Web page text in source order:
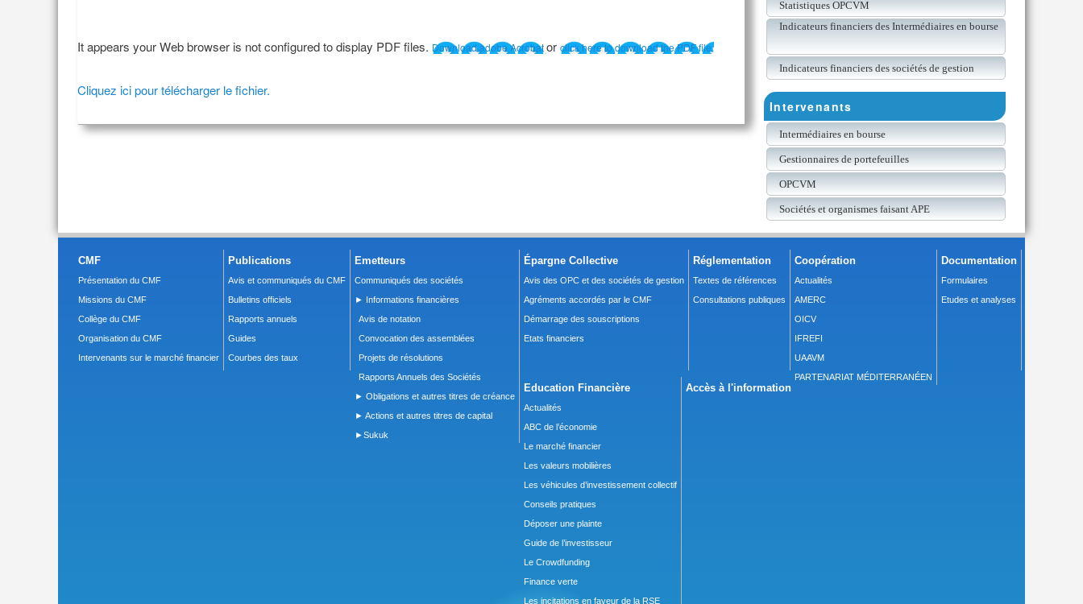
It appears your Web browser is not configured to display PDF files. Download adobe Acrobator click here to download the PDF file.
Cliquez ici pour télécharger le fichier.
Statistiques OPCVM
Indicateurs financiers des Intermédiaires en bourse
Indicateurs financiers des sociétés de gestion
Intervenants
Intermédiaires en bourse
Gestionnaires de portefeuilles
OPCVM
Sociétés et organismes faisant APE
CMF
Présentation du CMF
Missions du CMF
Collège du CMF
Organisation du CMF
Intervenants sur le marché financier
Publications
Avis et communiqués du CMF
Bulletins officiels
Rapports annuels
Guides
Courbes des taux
Emetteurs
Communiqués des sociétés
► Informations financières
Avis de notation
Convocation des assemblées
Projets de résolutions
Rapports Annuels des Sociétés
► Obligations et autres titres de créance
► Actions et autres titres de capital
►Sukuk
Épargne Collective
Avis des OPC et des sociétés de gestion
Agréments accordés par le CMF
Démarrage des souscriptions
Etats financiers
Réglementation
Textes de références
Consultations publiques
Coopération
Actualités
AMERC
OICV
IFREFI
UAAVM
PARTENARIAT MÉDITERRANÉEN
Documentation
Formulaires
Etudes et analyses
Education Financière
Actualités
ABC de l’économie
Le marché financier
Les valeurs mobilières
Les véhicules d’investissement collectif
Conseils pratiques
Déposer une plainte
Guide de l’investisseur
Le Crowdfunding
Finance verte
Les incitations en faveur de la RSE
Accès à l'information